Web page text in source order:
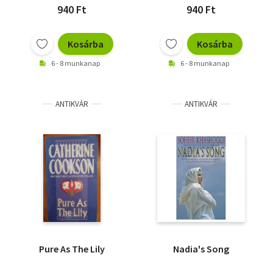
940 Ft
Kosárba
6 - 8 munkanap
940 Ft
Kosárba
6 - 8 munkanap
ANTIKVÁR
Pure As The Lily
ANTIKVÁR
Nadia's Song